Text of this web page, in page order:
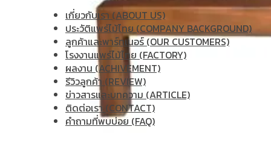
เกี่ยวกับเรา (ABOUT US)
ประวัติแพร่ไม้ไทย (COMPANY BACKGROUND)
ลูกค้าและพาร์ทเนอร์ (OUR CUSTOMERS)
โรงงานแพร่ไม้ไทย (FACTORY)
ผลงาน (ACHIVEMENT)
รีวิวลูกค้า (REVIEW)
ข่าวสารและบทความ (ARTICLE)
ติดต่อเรา (CONTACT)
คำถามที่พบบ่อย (FAQ)